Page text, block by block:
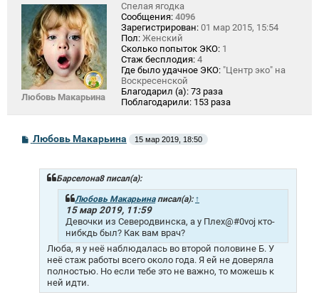
Любовь Макарьина
Спелая ягодка
Сообщения: 4096
Зарегистрирован: 01 мар 2015, 15:54
Пол: Женский
Сколько попыток ЭКО: 1
Стаж бесплодия: 4
Где было удачное ЭКО: "Центр эко" на
Воскресенской
Благодарил (а): 73 раза
Поблагодарили: 153 раза
С
Любовь Макарьина 15 мар 2019, 18:50
Барселона8 писал(а):
Любовь Макарьинаписал(а): ↑
15 мар 2019, 11:59
Девочки из Северодвинска, а у Плеx@#0voj кто-
нибкдь был? Как вам врач?
Люба, я у неё наблюдалась во второй половине Б. У
неё стаж работы всего около года. Я ей не доверяла
полностью. Но если тебе это не важно, то можешь к
ней идти.